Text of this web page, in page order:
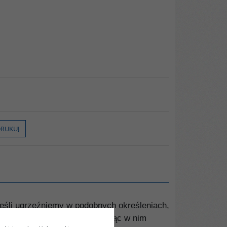
ugrzęźniemy w podobnych określeniach,
przeciwko sobie, widząc w nim